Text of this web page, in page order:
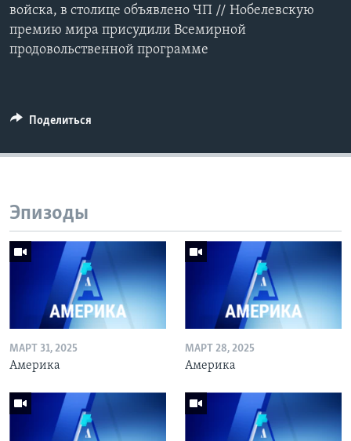
войска, в столице объявлено ЧП // Нобелевскую
премию мира присудили Всемирной
продовольственной программе
Поделиться
Эпизоды
МАРТ 31, 2025
Америка
МАРТ 28, 2025
Америка